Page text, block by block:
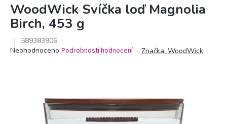
WoodWick Svíčka loď Magnolia
Birch, 453 g
589383906
Průměrné
Neohodnoceno Podrobnosti hodnocení Značka: WoodWick